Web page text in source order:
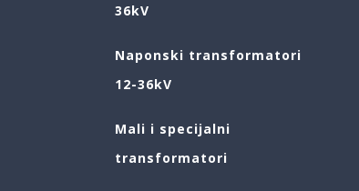
36kV
Naponski transformatori
12-36kV
Mali i specijalni
transformatori